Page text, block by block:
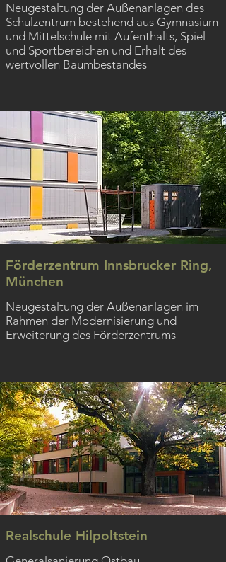
Neugestaltung der Außenanlagen des
Schulzentrum bestehend aus Gymnasium
und Mittelschule mit Aufenthalts, Spiel-
und Sportbereichen und Erhalt des
wertvollen Baumbestandes
Neugestaltung der Außenanlagen im
Rahmen der Modernisierung und
Erweiterung des Förderzentrums
Förderzentrum Innsbrucker Ring,
München
Realschule Hilpoltstein